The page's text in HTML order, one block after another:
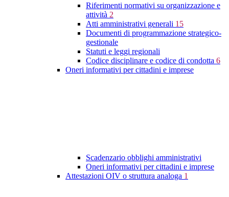
Riferimenti normativi su organizzazione e
attività 2
Atti amministrativi generali 15
Documenti di programmazione strategico-
gestionale
Statuti e leggi regionali
Codice disciplinare e codice di condotta 6
Oneri informativi per cittadini e imprese
Scadenzario obblighi amministrativi
Oneri informativi per cittadini e imprese
Attestazioni OIV o struttura analoga 1